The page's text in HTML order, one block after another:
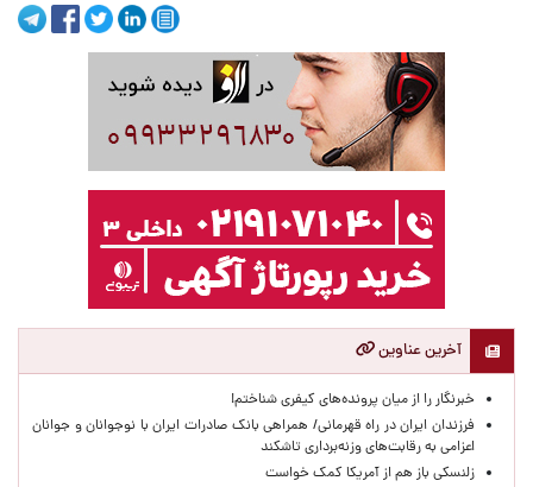
آخرین عناوین
خبرنگار را از میان پرونده‌های کیفری شناختم!
​فرزندان ایران در راه قهرمانی/ همراهی بانک صادرات ایران با نوجوانان و جوانان
اعزامی به رقابت‌های وزنه‌برداری تاشکند
زلنسکی باز هم از آمریکا کمک خواست